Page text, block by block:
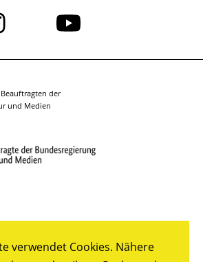
verwendet Cookies. Nähere
Folge
auf
der
und Medien